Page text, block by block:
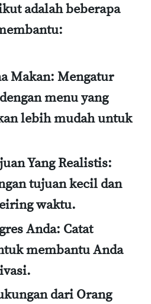
adalah beberapa
Makan: Mengatur
menu yang
lebih mudah untuk
Yang Realistis:
tujuan kecil dan
waktu.
Anda: Catat
membantu Anda
dari Orang